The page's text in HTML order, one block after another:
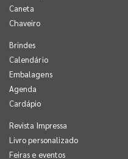
Caneta
Chaveiro
Brindes
Calendário
Embalagens
Agenda
Cardápio
Revista Impressa
Livro personalizado
Feiras e eventos